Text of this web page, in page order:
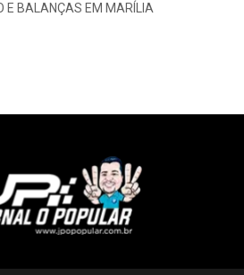
E BALANÇAS EM MARÍLIA